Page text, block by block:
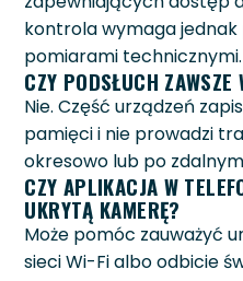
kontrola wymaga jednak
pomiarami technicznymi.
CZY PODSŁUCH ZAWSZE
Nie. Część urządzeń
pamięci i nie prowadzi
okresowo lub po
CZY APLIKACJA W
UKRYTĄ KAMERĘ?
Może pomóc zauważyć
sieci Wi-Fi albo odbicie